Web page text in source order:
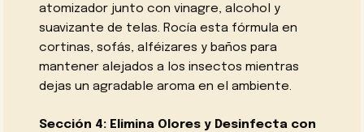
atomizador junto con vinagre, alcohol y
suavizante de telas. Rocía esta fórmula en
cortinas, sofás, alféizares y baños para
mantener alejados a los insectos mientras
dejas un agradable aroma en el ambiente.
Sección 4: Elimina Olores y Desinfecta con